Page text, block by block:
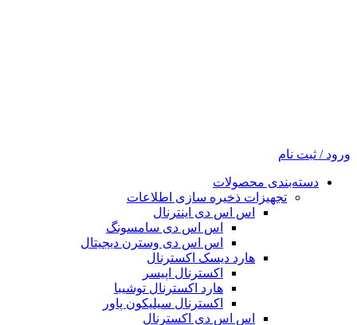
ورود / ثبت نام
دسته‌بندی محصولات
تجهیزات ذخیره سازی اطلاعات
اس اس دی اینترنال
اس اس دی سامسونگ
اس اس دی وسترن دیجیتال
هارد دیسک اکسترنال
اکسترنال اپیسر
هارد اکسترنال توشیبا
اکسترنال سیلیکون پاور
اس اس دی اکسترنال